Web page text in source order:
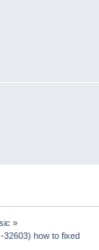
»
32603) how to fixed